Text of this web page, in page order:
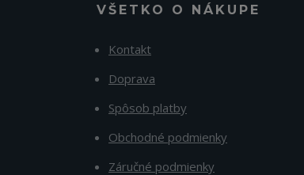
VŠETKO O NÁKUPE
Kontakt
Doprava
Spôsob platby
Obchodné podmienky
Záručné podmienky